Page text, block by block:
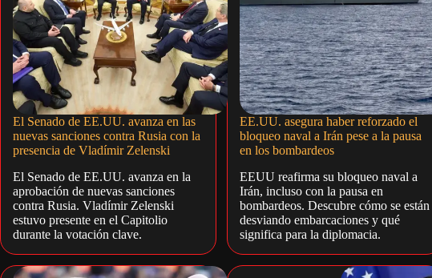
El Senado de EE.UU. avanza en las
nuevas sanciones contra Rusia con la
presencia de Vladímir Zelenski
El Senado de EE.UU. avanza en la
aprobación de nuevas sanciones
contra Rusia. Vladímir Zelenski
estuvo presente en el Capitolio
durante la votación clave.
EE.UU. asegura haber reforzado el
bloqueo naval a Irán pese a la pausa
en los bombardeos
EEUU reafirma su bloqueo naval a
Irán, incluso con la pausa en
bombardeos. Descubre cómo se están
desviando embarcaciones y qué
significa para la diplomacia.